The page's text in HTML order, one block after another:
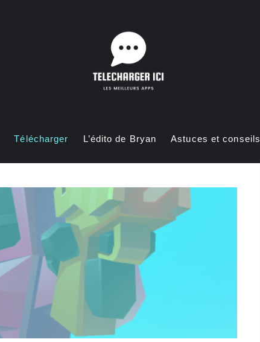
Télécharger L’édito de Bryan Astuces et conseils